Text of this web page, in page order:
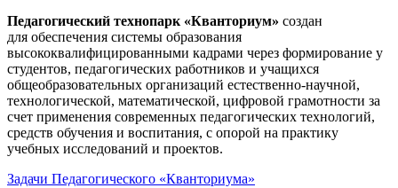
Педагогический технопарк «Кванториум» создан
для обеспечения системы образования
высококвалифицированными кадрами через формирование у
студентов, педагогических работников и учащихся
общеобразовательных организаций естественно-научной,
технологической, математической, цифровой грамотности за
счет применения современных педагогических технологий,
средств обучения и воспитания, с опорой на практику
учебных исследований и проектов.
Задачи Педагогического «Кванториума»